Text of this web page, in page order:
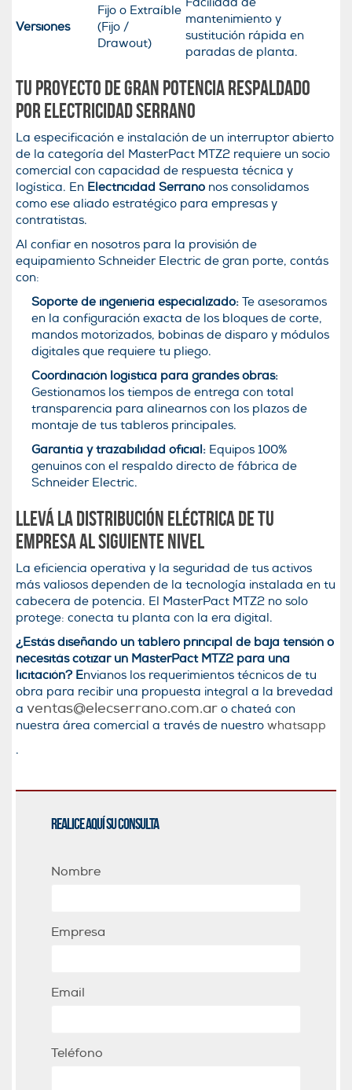
Versiones
Fijo o Extraíble
(Fijo /
Drawout)
mantenimiento y
sustitución rápida en
paradas de planta.
Tu proyecto de gran potencia respaldado
por Electricidad Serrano
La especificación e instalación de un interruptor abierto
de la categoría del MasterPact MTZ2 requiere un socio
comercial con capacidad de respuesta técnica y
logística. En Electricidad Serrano nos consolidamos
como ese aliado estratégico para empresas y
contratistas.
Al confiar en nosotros para la provisión de
equipamiento Schneider Electric de gran porte, contás
con:
Soporte de ingeniería especializado: Te asesoramos
en la configuración exacta de los bloques de corte,
mandos motorizados, bobinas de disparo y módulos
digitales que requiere tu pliego.
Coordinación logística para grandes obras:
Gestionamos los tiempos de entrega con total
transparencia para alinearnos con los plazos de
montaje de tus tableros principales.
Garantía y trazabilidad oficial: Equipos 100%
genuinos con el respaldo directo de fábrica de
Schneider Electric.
Llevá la distribución eléctrica de tu
empresa al siguiente nivel
La eficiencia operativa y la seguridad de tus activos
más valiosos dependen de la tecnología instalada en tu
cabecera de potencia. El MasterPact MTZ2 no solo
protege: conecta tu planta con la era digital.
¿Estás diseñando un tablero principal de baja tensión o
necesitás cotizar un MasterPact MTZ2 para una
licitación? Envianos los requerimientos técnicos de tu
obra para recibir una propuesta integral a la brevedad
a ventas@elecserrano.com.ar o chateá con
nuestra área comercial a través de nuestro whatsapp
.
Realice aquí su consulta
Nombre
Empresa
Email
Teléfono